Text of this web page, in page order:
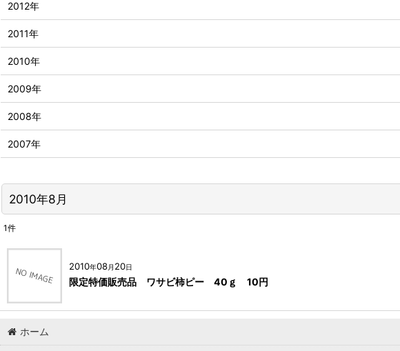
2010年8月
1件
2010年08月 20日
限定特価販売品 ワサビ柿ピー 40ｇ 10円
2012年
2011年
2010年
2009年
2008年
2007年
ホーム